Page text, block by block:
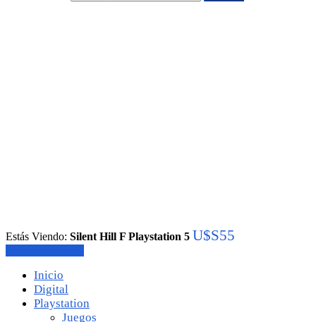
Estás Viendo: Silent Hill F Playstation 5 U$S55
Inicio
Digital
Playstation
Juegos